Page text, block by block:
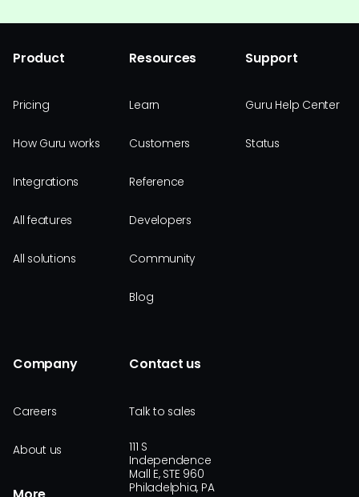
Product
Pricing
How Guru works
Integrations
All features
All solutions
Resources
Learn
Customers
Reference
Developers
Community
Blog
Support
Guru Help Center
Status
Company
Careers
About us
Contact us
Talk to sales
111 S
Independence
Mall E, STE 960
Philadelphia, PA